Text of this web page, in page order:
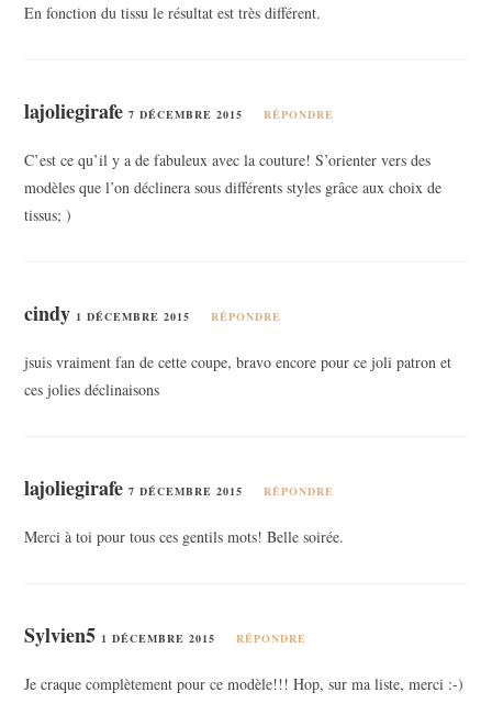
En fonction du tissu le résultat est très différent.
lajoliegirafe 7 DÉCEMBRE 2015 RÉPONDRE
C’est ce qu’il y a de fabuleux avec la couture! S’orienter vers des
modèles que l’on déclinera sous différents styles grâce aux choix de
tissus; )
cindy 1 DÉCEMBRE 2015 RÉPONDRE
jsuis vraiment fan de cette coupe, bravo encore pour ce joli patron et
ces jolies déclinaisons
lajoliegirafe 7 DÉCEMBRE 2015 RÉPONDRE
Merci à toi pour tous ces gentils mots! Belle soirée.
Sylvien5 1 DÉCEMBRE 2015 RÉPONDRE
Je craque complètement pour ce modèle!!! Hop, sur ma liste, merci :-)